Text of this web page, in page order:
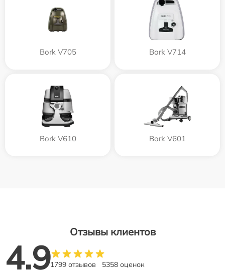
Bork V705 Bork V714
Bork V610 Bork V601
Отзывы клиентов
4.91799 отзывов 5358 оценок